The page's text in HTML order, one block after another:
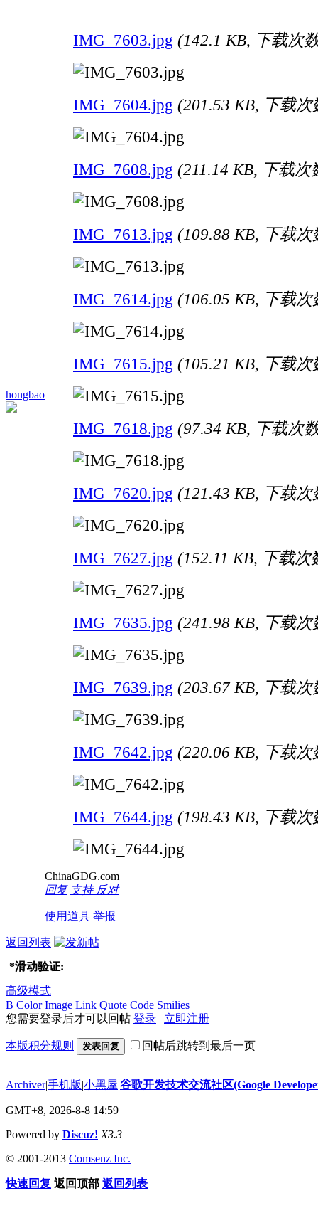
hongbao
IMG_7603.jpg (142.1 KB, 下载次
IMG_7604.jpg (201.53 KB, 下载次
IMG_7608.jpg (211.14 KB, 下载次
IMG_7613.jpg (109.88 KB, 下载次
IMG_7614.jpg (106.05 KB, 下载次
IMG_7615.jpg (105.21 KB, 下载次
IMG_7618.jpg (97.34 KB, 下载次
IMG_7620.jpg (121.43 KB, 下载次
IMG_7627.jpg (152.11 KB, 下载次
IMG_7635.jpg (241.98 KB, 下载次
IMG_7639.jpg (203.67 KB, 下载次
IMG_7642.jpg (220.06 KB, 下载次
IMG_7644.jpg (198.43 KB, 下载次
ChinaGDG.com
回复 支持 反对
使用道具 举报
返回列表
*滑动验证:
高级模式
B Color Image Link Quote Code Smilies
您需要登录后才可以回帖 登录 | 立即注册
本版积分规则 发表回复 回帖后跳转到最后一页
Archiver|手机版|小黑屋|谷歌开发技术交流社区(Google
GMT+8, 2026-8-8 14:59
Powered by Discuz! X3.3
© 2001-2013 Comsenz Inc.
快速回复 返回顶部 返回列表